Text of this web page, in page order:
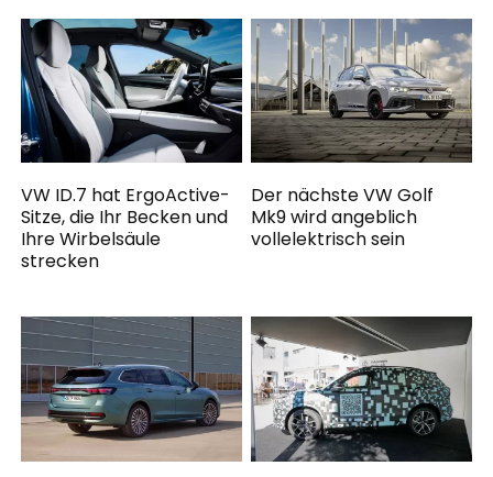
VW ID.7 hat ErgoActive-
Sitze, die Ihr Becken und
Ihre Wirbelsäule
strecken
Der nächste VW Golf
Mk9 wird angeblich
vollelektrisch sein